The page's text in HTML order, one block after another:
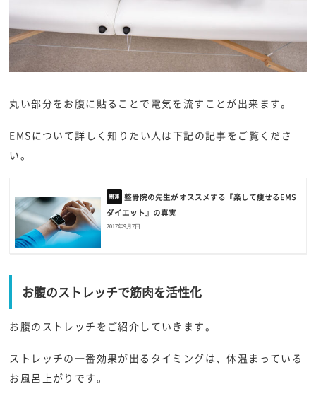
丸い部分をお腹に貼ることで電気を流すことが出来ます。
EMSについて詳しく知りたい人は下記の記事をご覧くださ
い。
整骨院の先生がオススメする『楽して痩せるEMS
ダイエット』の真実
2017年9月7日
お腹のストレッチで筋肉を活性化
お腹のストレッチをご紹介していきます。
ストレッチの一番効果が出るタイミングは、体温まっている
お風呂上がりです。